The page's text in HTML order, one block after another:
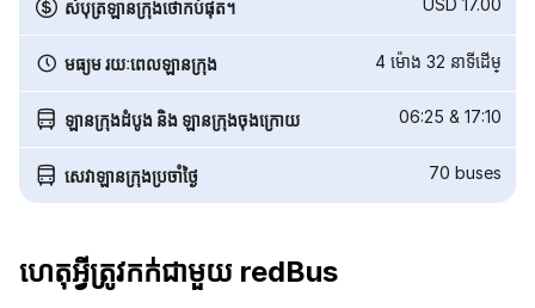
សំបុត្រឡានក្រុងថោកបំផុត។ USD 17.00
មធ្យម រយៈពេលឡានក្រុង 4 ម៉ោង 32 នាទី​ដើម្
ឡានក្រុងដំបូង និង ឡានក្រុងចុងក្រោយ 06:25 & 17:10
សេវាឡានក្រុងប្រចាំថ្ងៃ 70 buses
ហេតុអ្វីត្រូវកក់ជាមួយ redBus